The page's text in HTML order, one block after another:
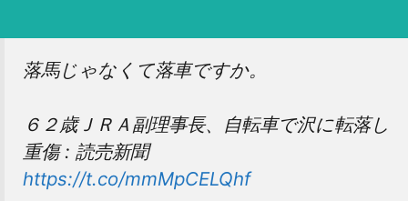
落馬じゃなくて落車ですか。
６２歳ＪＲＡ副理事長、自転車で沢に転落し
重傷 : 読売新聞
https://t.co/mmMpCELQhf